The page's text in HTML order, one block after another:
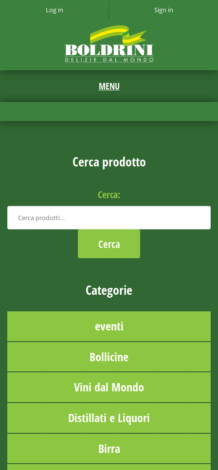
Log in Sign in
Cerca prodotto
Cerca:
Categorie
eventi
Bollicine
Vini dal Mondo
Distillati e Liquori
Birra